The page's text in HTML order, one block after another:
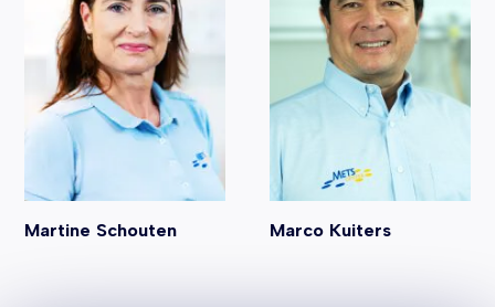
Toetsing
Martine Schouten Marco Kuiters